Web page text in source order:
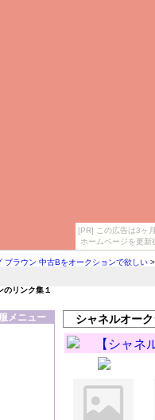
[PR] この広告は3ヶ
ホームページを更
ブラウン 中古Bをオークションで欲しい
のリンク集１
シャネルオー
【シャネ
メニュー